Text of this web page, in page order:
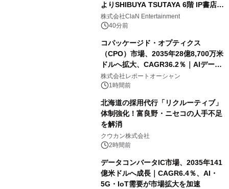
よりSHIBUYA TSUTAYA 6階 IP書店で
開催決定！！
株式会社ClaN Entertainment
40分前
コパッケージド・オプティクス
（CPO）市場、2035年28億8,700万米
ドルへ拡大、CAGR36.2％｜AIデータ
センター・高速光通信需要が成長を加
速
株式会社レポートオーシャン
1時間前
北海道の採用代行「リクルーティブ」
体制強化！富良野・ニセコの人手不足
を解消
クウカン株式会社
2時間前
データコンバータIC市場、2035年141
億米ドルへ成長｜CAGR6.4％、AI・
5G・IoT需要が市場拡大を加速